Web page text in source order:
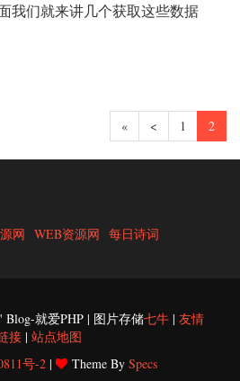
我们就来讲几个获取这些数据
« < 1 2
网 WEB资源网 每日诗词
Blog-就爱PHP | 图片存储七牛| 友情
接| 站点地图
号-2| Theme By Specs